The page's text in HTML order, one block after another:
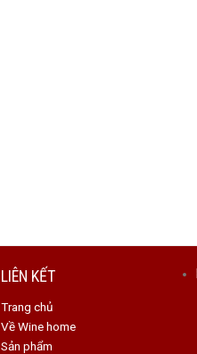
LIÊN KẾT
Trang chủ
Về Wine home
Sản phẩm